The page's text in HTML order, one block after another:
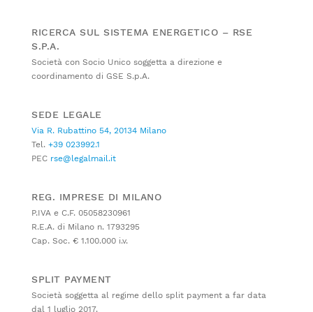
RICERCA SUL SISTEMA ENERGETICO – RSE
S.P.A.
Società con Socio Unico soggetta a direzione e
coordinamento di GSE S.p.A.
SEDE LEGALE
Via R. Rubattino 54, 20134 Milano
Tel. +39 023992.1
PEC rse@legalmail.it
REG. IMPRESE DI MILANO
P.IVA e C.F. 05058230961
R.E.A. di Milano n. 1793295
Cap. Soc. € 1.100.000 i.v.
SPLIT PAYMENT
Società soggetta al regime dello split payment a far data
dal 1 luglio 2017.